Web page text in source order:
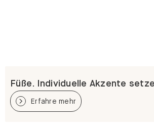
Füße. Individuelle Akzente
Erfahre mehr